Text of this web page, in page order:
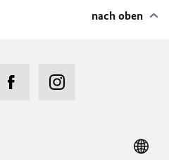
nach oben